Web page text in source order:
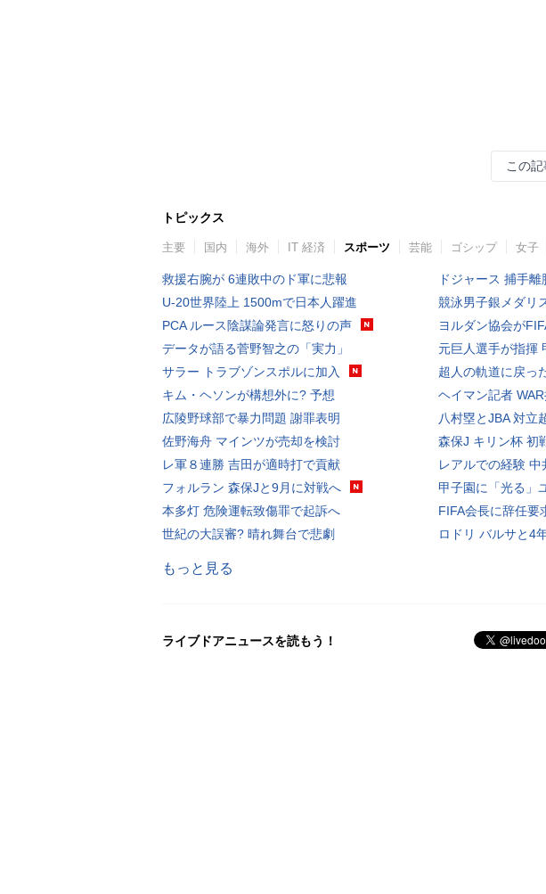
この
トピックス
主要 国内 海外 IT 経済 スポーツ 芸能 ゴシップ 女子
救援右腕が 6連敗中のド軍に悲報
U-20世界陸上 1500mで日本人躍進
PCA ルース陰謀論発言に怒りの声
データが語る菅野智之の「実力」
サラー トラブゾンスポルに加入
キム・ヘソンが構想外に? 予想
広陵野球部で暴力問題 謝罪表明
佐野海舟 マインツが売却を検討
レ軍８連勝 吉田が適時打で貢献
フォルラン 森保Jと9月に対戦へ
本多灯 危険運転致傷罪で起訴へ
世紀の大誤審? 晴れ舞台で悲劇
ドジャース 捕手
競泳男子銀メダリ
ヨルダン協会が
元巨人選手が指揮
超人の軌道に戻っ
ヘイマン記者
八村塁とJBA 対立
森保J キリン杯 初
レアルでの経験 中
甲子園に「光る」
FIFA会長に辞任要
ロドリ バルサと4
もっと見る
ライブドアニュースを読もう！